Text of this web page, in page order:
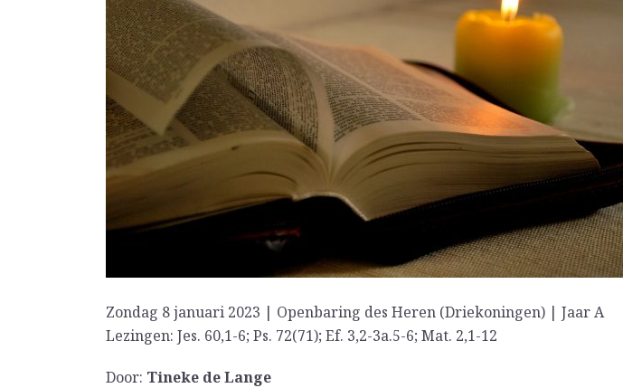
Zondag 8 januari 2023 | Openbaring des Heren (Driekoningen) | Jaar A
Lezingen: Jes. 60,1-6; Ps. 72(71); Ef. 3,2-3a.5-6; Mat. 2,1-12
Door: Tineke de Lange